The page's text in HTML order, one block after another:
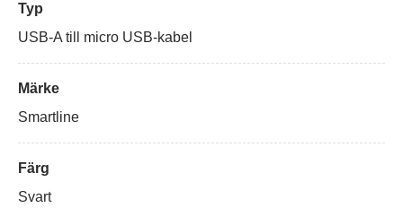
Typ
USB-A till micro USB-kabel
Märke
Smartline
Färg
Svart